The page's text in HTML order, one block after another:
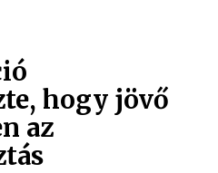
hogy jövő
az